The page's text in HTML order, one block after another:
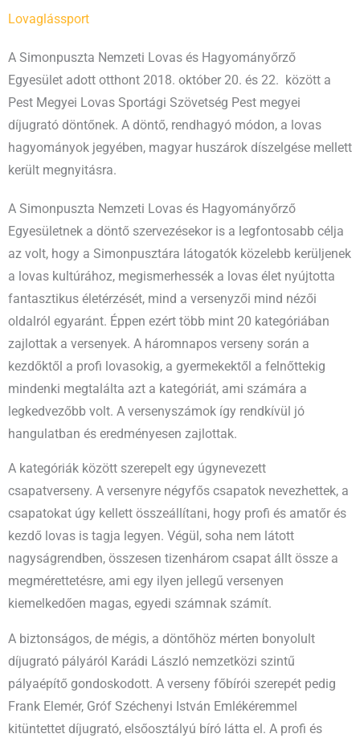
Lovaglássport
A Simonpuszta Nemzeti Lovas és Hagyományőrző
Egyesület adott otthont 2018. október 20. és 22. között a
Pest Megyei Lovas Sportági Szövetség Pest megyei
díjugrató döntőnek. A döntő, rendhagyó módon, a lovas
hagyományok jegyében, magyar huszárok díszelgése mellett
került megnyitásra.
A Simonpuszta Nemzeti Lovas és Hagyományőrző
Egyesületnek a döntő szervezésekor is a legfontosabb célja
az volt, hogy a Simonpusztára látogatók közelebb kerüljenek
a lovas kultúrához, megismerhessék a lovas élet nyújtotta
fantasztikus életérzését, mind a versenyzői mind nézői
oldalról egyaránt. Éppen ezért több mint 20 kategóriában
zajlottak a versenyek. A háromnapos verseny során a
kezdőktől a profi lovasokig, a gyermekektől a felnőttekig
mindenki megtalálta azt a kategóriát, ami számára a
legkedvezőbb volt. A versenyszámok így rendkívül jó
hangulatban és eredményesen zajlottak.
A kategóriák között szerepelt egy úgynevezett
csapatverseny. A versenyre négyfős csapatok nevezhettek, a
csapatokat úgy kellett összeállítani, hogy profi és amatőr és
kezdő lovas is tagja legyen. Végül, soha nem látott
nagyságrendben, összesen tizenhárom csapat állt össze a
megmérettetésre, ami egy ilyen jellegű versenyen
kiemelkedően magas, egyedi számnak számít.
A biztonságos, de mégis, a döntőhöz mérten bonyolult
díjugrató pályáról Karádi László nemzetközi szintű
pályaépítő gondoskodott. A verseny főbírói szerepét pedig
Frank Elemér, Gróf Széchenyi István Emlékéremmel
kitüntettet díjugrató, elsőosztályú bíró látta el. A profi és